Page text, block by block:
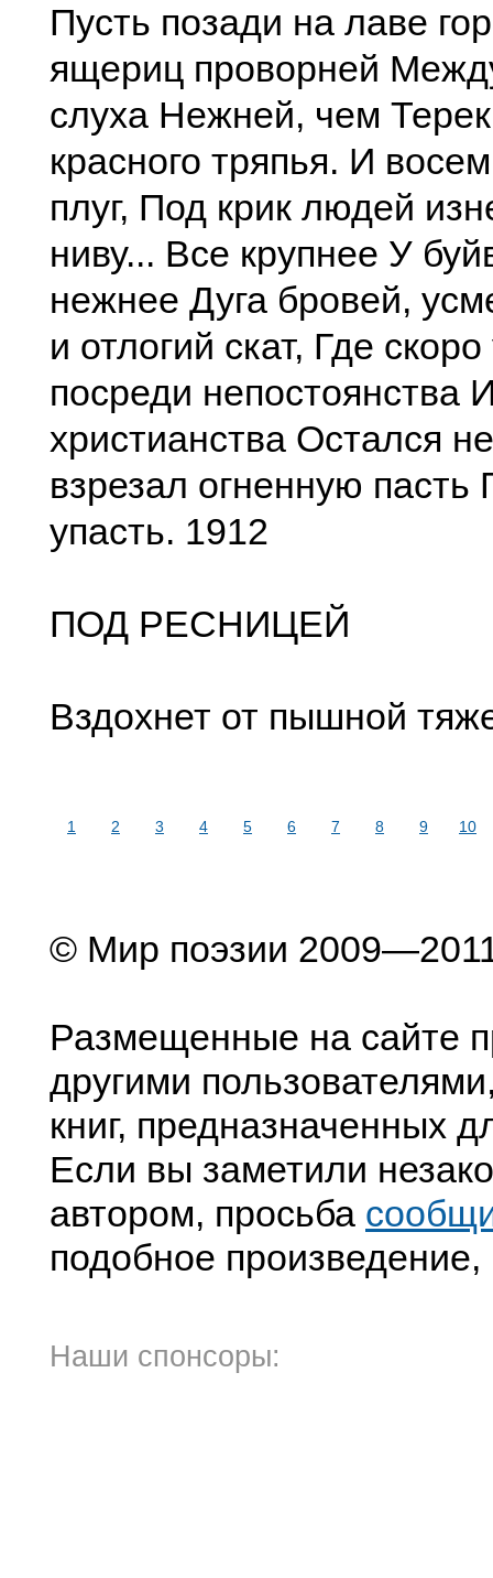
Пусть позади на лаве
ящериц проворней
слуха Нежней, чем
красного тряпья. И
плуг, Под крик людей
ниву... Все крупнее У
нежнее Дуга бровей,
и отлогий скат, Где
посреди непостоянства
христианства Остался
взрезал огненную
упасть. 1912
ПОД РЕСНИЦЕЙ
Вздохнет от пышной
1 2 3 4 5 6 7 8 9 10
© Мир поэзии
Размещенные на сайте
другими
книг, предназначенных
Если вы заметили
автором, просьба
подобное произведение,
Наши спонсоры: